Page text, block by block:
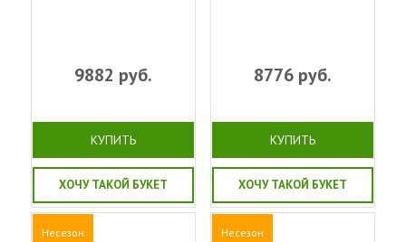
9882 руб.
КУПИТЬ
ХОЧУ ТАКОЙ БУКЕТ
8776руб.
КУПИТЬ
ХОЧУ ТАКОЙ БУКЕТ
Несезон Несезон